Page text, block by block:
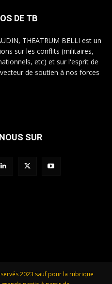
DE TB
THEATRUM BELLI est un
sur les conflits (militaires,
etc) et sur l'esprit de
de soutien à nos forces
SUR
2023 sauf pour la rubrique